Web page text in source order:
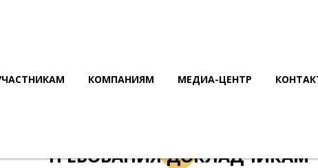
КОМПАНИЯМ МЕДИА-ЦЕНТР
ТРЕБОВАНИЯ ДОКЛАДЧИКАМ